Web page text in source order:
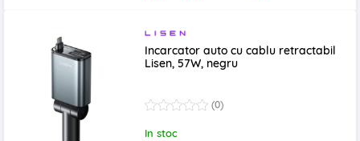
Incarcator auto cu cablu retractabil
Lisen, 57W, negru
(0)
In stoc